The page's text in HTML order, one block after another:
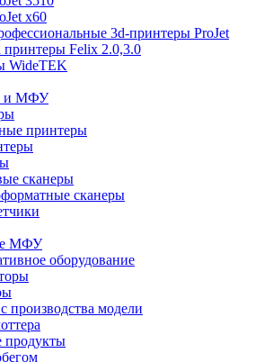
x60
3d-принтеры ProJet
принтеры Felix 2.0,3.0
WideTEK
и МФУ
принтеры
сканеры
сканеры
МФУ
оборудование
производства модели